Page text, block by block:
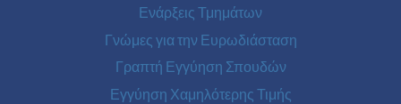
Ενάρξεις Τμημάτων
Γνώμες για την Ευρωδιάσταση
Γραπτή Εγγύηση Σπουδών
Εγγύηση Χαμηλότερης Τιμής